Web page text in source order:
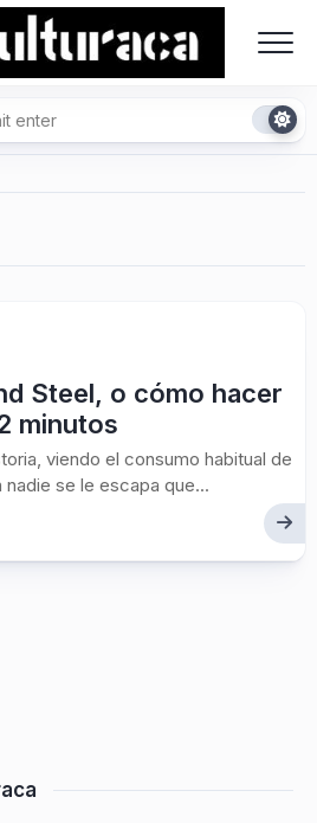
Steel, o cómo hacer
minutos
viendo el consumo habitual de
se le escapa que...